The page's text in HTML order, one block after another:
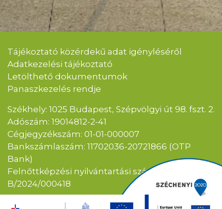
Tájékoztató közérdekű adat igényléséről
Adatkezelési tájékoztató
Letölthető dokumentumok
Panaszkezelés rendje
Székhely: 1025 Budapest, Szépvölgyi út 98. fszt. 2.
Adószám: 19014812-2-41
Cégjegyzékszám: 01-01-000007
Bankszámlaszám: 11702036-20721866 (OTP
Bank)
Felnőttképzési nyilvántartási szám:
B/2024/000418